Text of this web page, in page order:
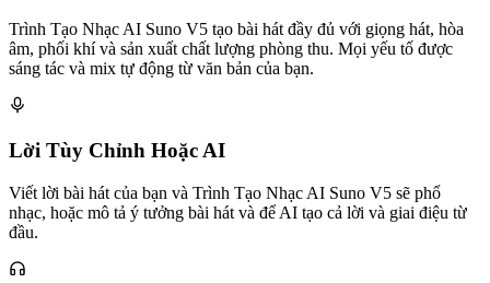
Trình Tạo Nhạc AI Suno V5 tạo bài hát đầy đủ với giọng hát, hòa
âm, phối khí và sản xuất chất lượng phòng thu. Mọi yếu tố được
sáng tác và mix tự động từ văn bản của bạn.
Lời Tùy Chỉnh Hoặc AI
Viết lời bài hát của bạn và Trình Tạo Nhạc AI Suno V5 sẽ phổ
nhạc, hoặc mô tả ý tưởng bài hát và để AI tạo cả lời và giai điệu từ
đầu.